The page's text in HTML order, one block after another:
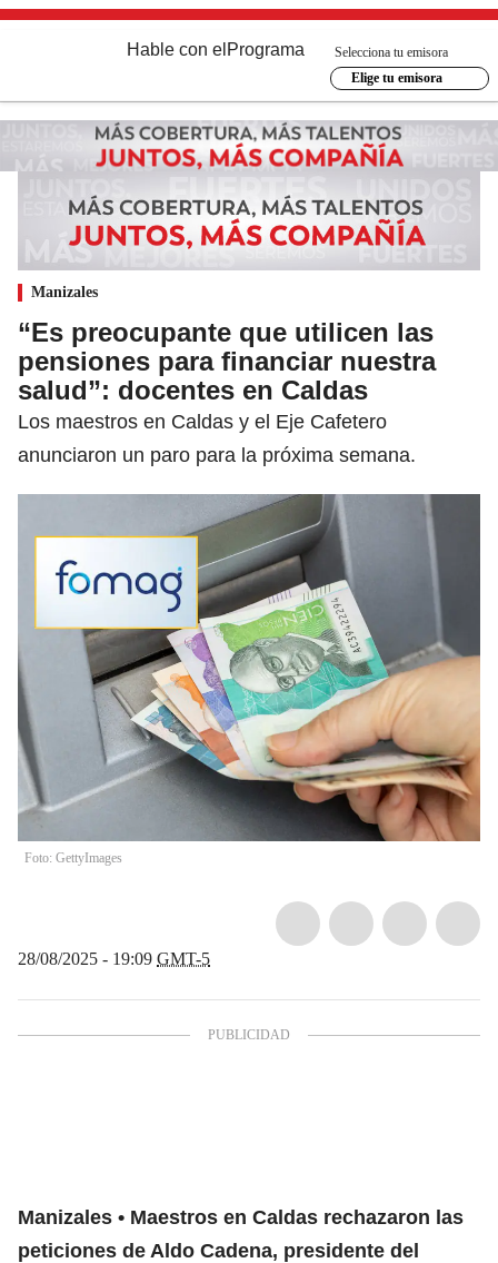
Hable con el Programa
Selecciona tu emisora
Elige tu emisora
Manizales
“Es preocupante que utilicen las
pensiones para financiar nuestra
salud”: docentes en Caldas
Los maestros en Caldas y el Eje Cafetero
anunciaron un paro para la próxima semana.
Foto: GettyImages
28/08/2025 - 19:09 GMT-5
Manizales
Maestros en Caldas rechazaron las
peticiones de Aldo Cadena, presidente del